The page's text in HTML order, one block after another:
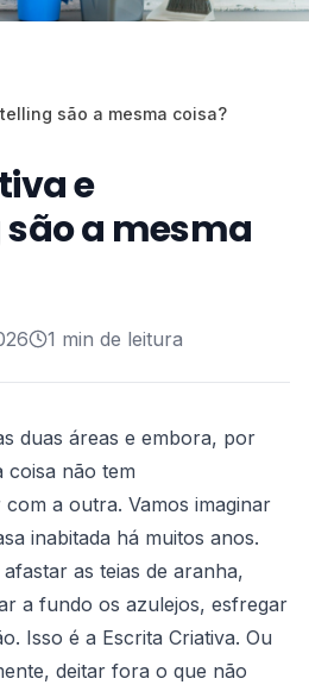
são a mesma coisa?
e
a mesma
1 min de leitura
duas áreas e embora, por
coisa não tem
a outra. Vamos imaginar
inabitada há muitos anos.
as teias de aranha,
a fundo os azulejos, esfregar
Isso é a Escrita Criativa. Ou
deitar fora o que não